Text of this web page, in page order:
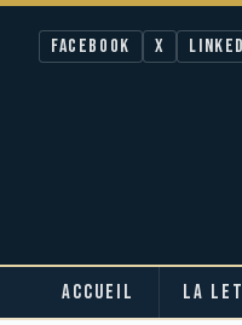
Facebook X
ACCUEIL LA